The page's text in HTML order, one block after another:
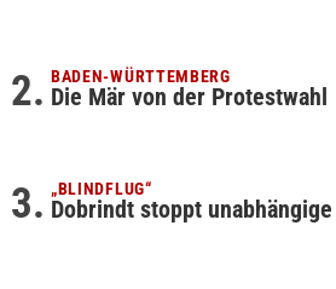
BADEN-WÜRTTEMBERG
Die Mär von der Protestwahl
„BLINDFLUG“
Dobrindt stoppt